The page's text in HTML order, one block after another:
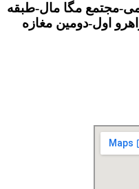
میدان صارمی-مجتمع مگا مال-طبقه
اول-دومین مغازه